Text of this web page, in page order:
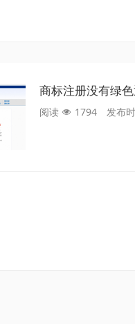
商标注册没有绿
阅读 1794 发布